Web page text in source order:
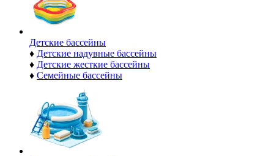
Детские бассейны
♦ Детские надувные бассейны
♦ Детские жесткие бассейны
♦ Семейные бассейны